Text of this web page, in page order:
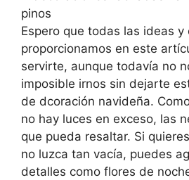
Espero que todas las ideas y
proporcionamos en este
servirte, aunque todavía no
imposible irnos sin dejarte
de dcoración navideña.
no hay luces en exceso, las
que pueda resaltar. Si
no luzca tan vacía, puedes
detalles como flores de